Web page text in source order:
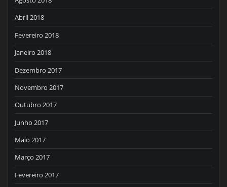
Abril 2018
Fevereiro 2018
Janeiro 2018
Dezembro 2017
Novembro 2017
Outubro 2017
Junho 2017
Maio 2017
Março 2017
Fevereiro 2017